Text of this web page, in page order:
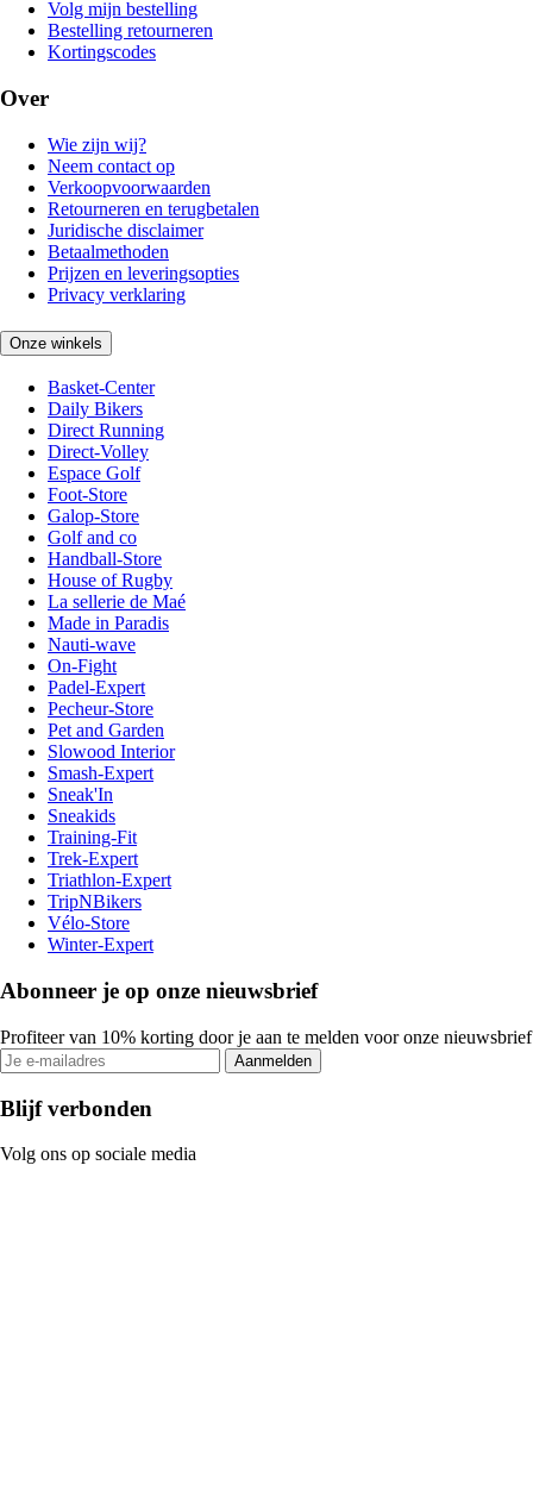
Volg mijn bestelling
Bestelling retourneren
Kortingscodes
Over
Wie zijn wij?
Neem contact op
Verkoopvoorwaarden
Retourneren en terugbetalen
Juridische disclaimer
Betaalmethoden
Prijzen en leveringsopties
Privacy verklaring
Onze winkels
Basket-Center
Daily Bikers
Direct Running
Direct-Volley
Espace Golf
Foot-Store
Galop-Store
Golf and co
Handball-Store
House of Rugby
La sellerie de Maé
Made in Paradis
Nauti-wave
On-Fight
Padel-Expert
Pecheur-Store
Pet and Garden
Slowood Interior
Smash-Expert
Sneak'In
Sneakids
Training-Fit
Trek-Expert
Triathlon-Expert
TripNBikers
Vélo-Store
Winter-Expert
Abonneer je op onze nieuwsbrief
Profiteer van 10% korting door je aan te melden voor onze nieuwsbrief
Aanmelden
Blijf verbonden
Volg ons op sociale media